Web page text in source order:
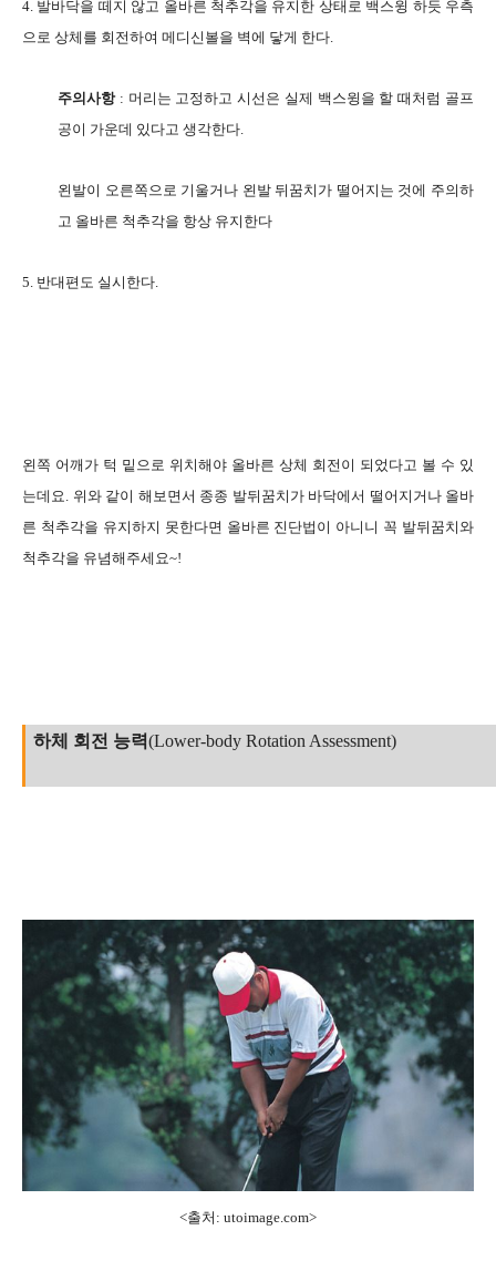
4. 발바닥을 떼지 않고 올바른 척추각을 유지한 상태로 백스윙 하듯 우측
으로 상체를 회전하여 메디신볼을 벽에 닿게 한다.
주의사항: 머리는 고정하고 시선은 실제 백스윙을 할 때처럼 골프
공이 가운데 있다고 생각한다.
왼발이 오른쪽으로 기울거나 왼발 뒤꿈치가 떨어지는 것에 주의하
고 올바른 척추각을 항상 유지한다
5. 반대편도 실시한다.
왼쪽 어깨가 턱 밑으로 위치해야 올바른 상체 회전이 되었다고 볼 수 있
는데요. 위와 같이 해보면서 종종 발뒤꿈치가 바닥에서 떨어지거나 올바
른 척추각을 유지하지 못한다면 올바른 진단법이 아니니 꼭 발뒤꿈치와
척추각을 유념해주세요~!
하체 회전 능력(Lower-body Rotation Assessment)
<출처: utoimage.com>